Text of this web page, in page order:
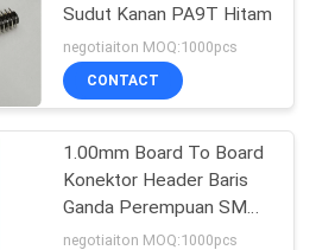
Sudut Kanan PA9T Hitam
negotiaiton MOQ:1000pcs
CONTACT
1.00mm Board To Board
Konektor Header Baris
Ganda Perempuan SMT
PA9T Hitam
negotiaiton MOQ:1000pcs